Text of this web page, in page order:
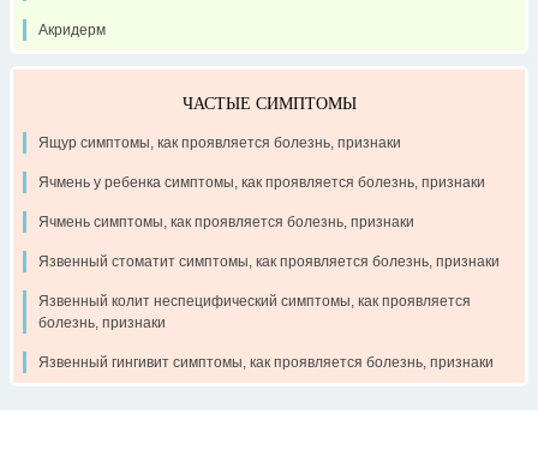
Акридерм
ЧАСТЫЕ СИМПТОМЫ
Ящур симптомы, как проявляется болезнь, признаки
Ячмень у ребенка симптомы, как проявляется болезнь, признаки
Ячмень симптомы, как проявляется болезнь, признаки
Язвенный стоматит симптомы, как проявляется болезнь, признаки
Язвенный колит неспецифический симптомы, как проявляется
болезнь, признаки
Язвенный гингивит симптомы, как проявляется болезнь, признаки